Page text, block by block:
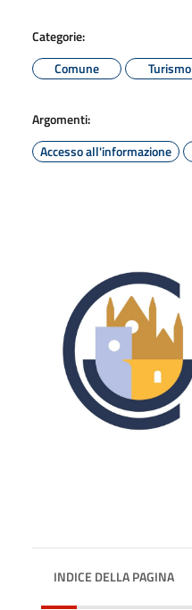
Categorie:
Comune
Turismo
Argomenti:
Accesso all'informazione
INDICE DELLA PAGINA